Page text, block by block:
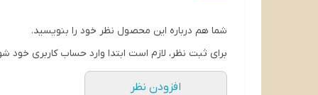
شما هم درباره این محصول نظر خود را بنویسید.
برای ثبت نظر، لازم است ابتدا وارد حساب کاربری خود
افزودن نظر